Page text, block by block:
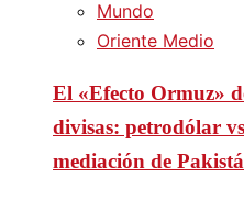
Mundo
Oriente Medio
El «Efecto Ormuz»
divisas: petrodólar
mediación de